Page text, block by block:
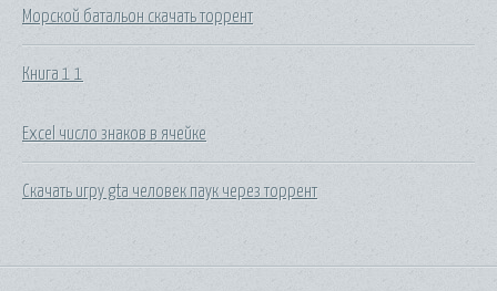
Морской батальон скачать торрент
Книга 1 1
Excel число знаков в ячейке
Скачать игру gta человек паук через торрент